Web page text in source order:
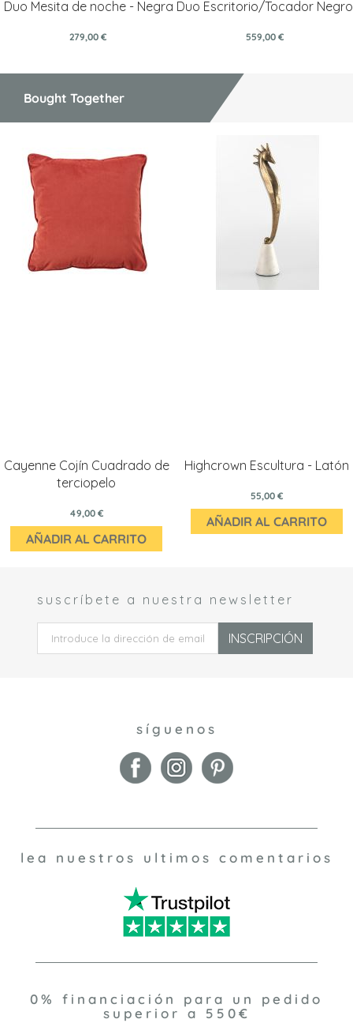
Duo Mesita de noche - Negra
279,00 €
Duo Escritorio/Tocador Negro
559,00 €
Bought Together
Cayenne Cojín Cuadrado de
terciopelo
49,00 €
AÑADIR AL CARRITO
Highcrown Escultura - Latón
55,00 €
AÑADIR AL CARRITO
suscríbete a nuestra newsletter
INSCRIPCIÓN
síguenos
lea nuestros ultimos comentarios
0% financiación para un pedido
superior a 550€